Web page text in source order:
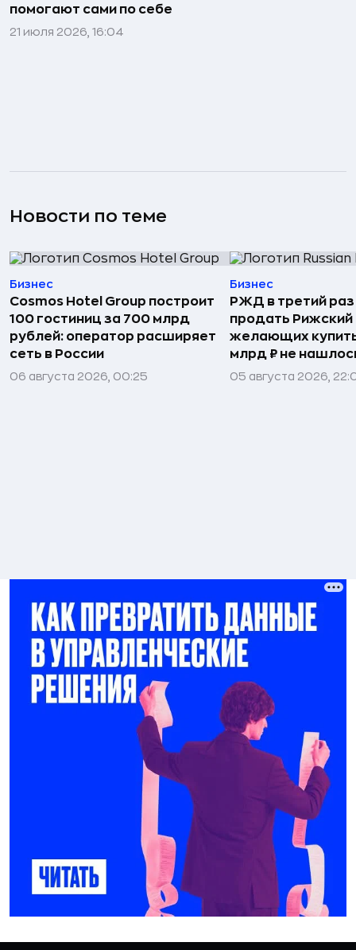
помогают сами по себе
21 июля 2026, 16:04
Новости по теме
Бизнес
Cosmos Hotel Group построит
100 гостиниц за 700 млрд
рублей: оператор расширяет
сеть в России
06 августа 2026, 00:25
Бизнес
РЖД в третий
продать Рижский
желающих
млрд ₽ не
05 августа 2026,